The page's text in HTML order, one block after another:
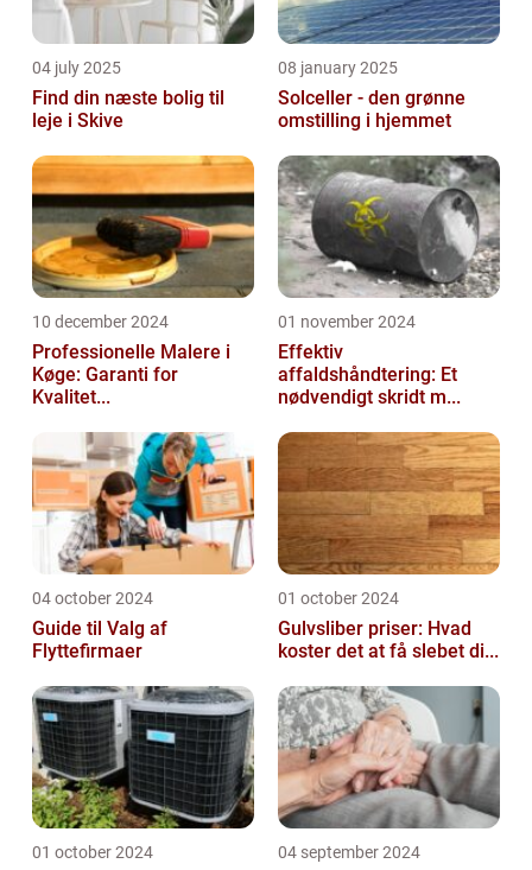
04 july 2025
Find din næste bolig til
leje i Skive
08 january 2025
Solceller - den grønne
omstilling i hjemmet
10 december 2024
Professionelle Malere i
Køge: Garanti for
Kvalitet...
01 november 2024
Effektiv
affaldshåndtering: Et
nødvendigt skridt m...
04 october 2024
Guide til Valg af
Flyttefirmaer
01 october 2024
Gulvsliber priser: Hvad
koster det at få slebet di...
01 october 2024 04 september 2024